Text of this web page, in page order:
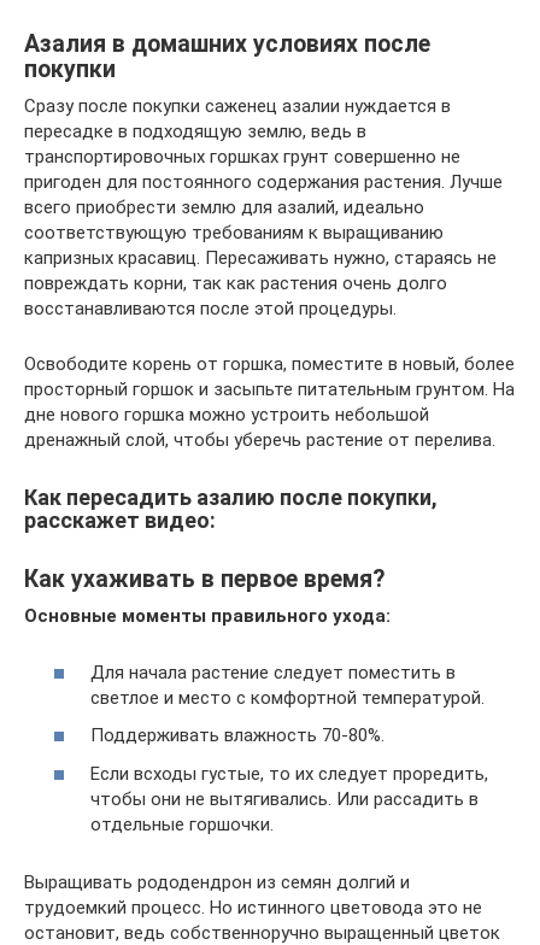
Азалия в домашних условиях после
покупки
Сразу после покупки саженец азалии нуждается в
пересадке в подходящую землю, ведь в
транспортировочных горшках грунт совершенно не
пригоден для постоянного содержания растения. Лучше
всего приобрести землю для азалий, идеально
соответствующую требованиям к выращиванию
капризных красавиц. Пересаживать нужно, стараясь не
повреждать корни, так как растения очень долго
восстанавливаются после этой процедуры.
Освободите корень от горшка, поместите в новый, более
просторный горшок и засыпьте питательным грунтом. На
дне нового горшка можно устроить небольшой
дренажный слой, чтобы уберечь растение от перелива.
Как пересадить азалию после покупки,
расскажет видео:
Как ухаживать в первое время?
Основные моменты правильного ухода:
Для начала растение следует поместить в
светлое и место с комфортной температурой.
Поддерживать влажность 70-80%.
Если всходы густые, то их следует проредить,
чтобы они не вытягивались. Или рассадить в
отдельные горшочки.
Выращивать рододендрон из семян долгий и
трудоемкий процесс. Но истинного цветовода это не
остановит, ведь собственноручно выращенный цветок